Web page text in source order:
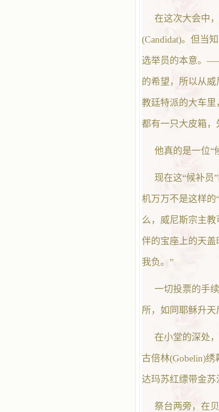
在这次大会中
(Candidat)。但当
选举员的本意。
的希望，所以从
教廷特派的大车
都有一只大皮箱
他真的是一位“
现在这“候补员
机万万不是这样的
么，威尼斯宗主
伴的宝座上的天
我负。”
一切投票的手
所，如同耶稣升
在小堂的深处
古倍林(Gobelin)
达玛苏红缥带金
祭台两旁，在